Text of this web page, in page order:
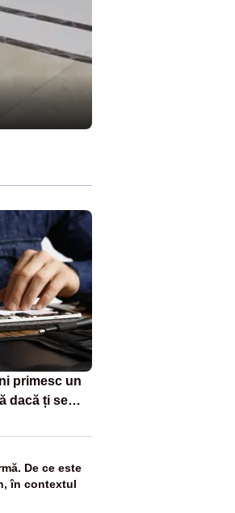
primesc un
dacă ți se
De ce este
în contextul